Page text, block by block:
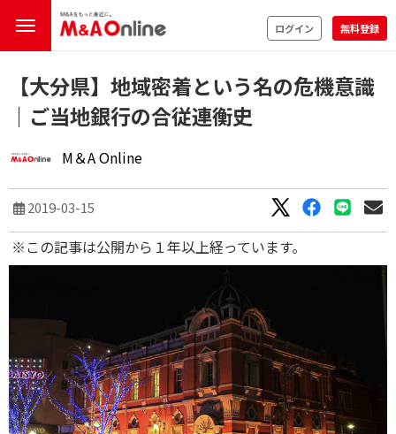
ログイン 無料登録
【大分県】地域密着という名の危機意識
｜ご当地銀行の合従連衡史
M＆A Online
2019-03-15
※この記事は公開から１年以上経っています。